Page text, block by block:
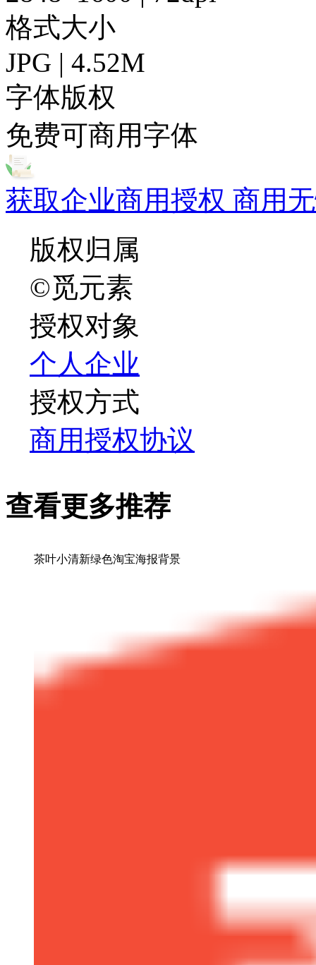
格式大小
JPG | 4.52M
字体版权
免费可商用字体
获取企业商用授权 商用
版权归属
©觅元素
授权对象
个人企业
授权方式
商用授权协议
查看更多推荐
茶叶小清新绿色淘宝海报背景